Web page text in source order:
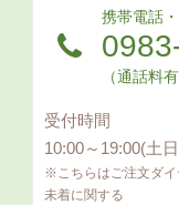
携帯電話
（通話料有
受付時間
10:00～19:00(土
※こちらはご注文ダイ
未着に関する